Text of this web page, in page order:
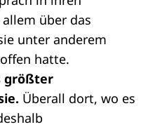
über das
unter anderem
hatte.
größter
Überall dort, wo es